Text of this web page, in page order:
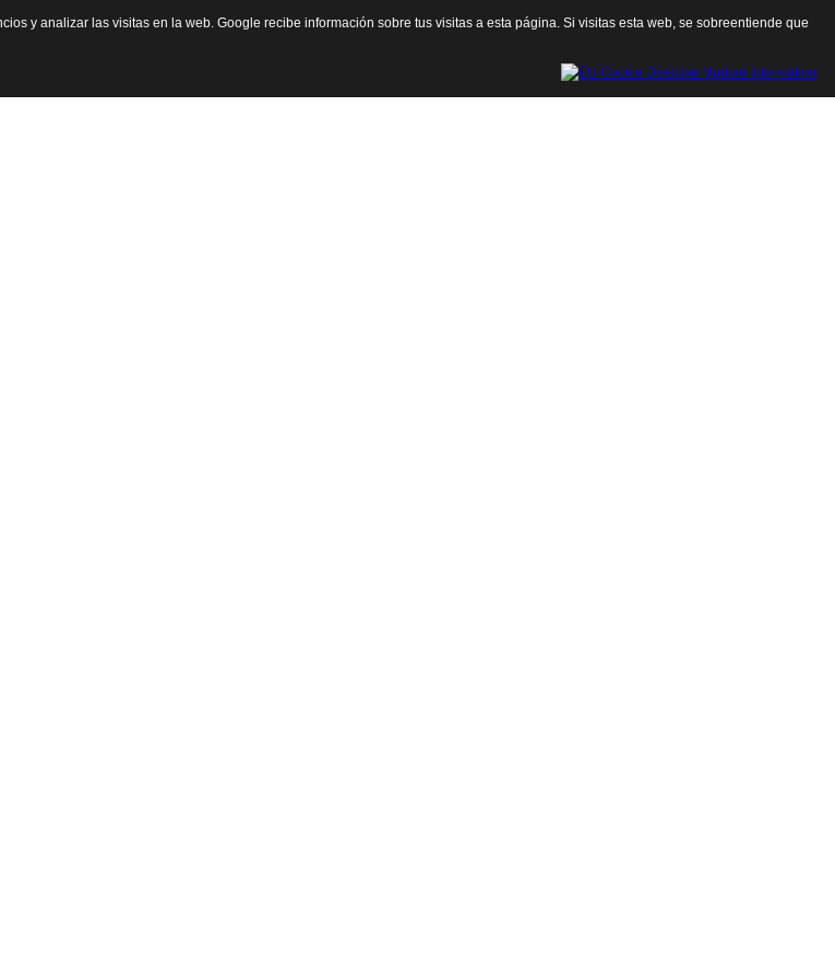
Cerrar esta ventana
y analizar las visitas en la web. Google recibe información sobre tus visitas a esta página. Si visitas esta web, se sobreentiende que